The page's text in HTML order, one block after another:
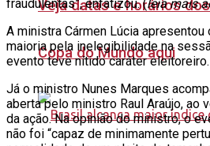
Veja datas e horários
Copa do Mundo aqui
fraudulentas”, enfatizou. (leia mais
A ministra Cármen Lúcia
maioria pela inelegibilidade na
evento teve nítido caráter eleitoreiro.
Já o ministro Nunes Marques
aberta pelo ministro Raul Araújo, ao
da ação. Na opinião do ministro, o
não foi “capaz de minimamente